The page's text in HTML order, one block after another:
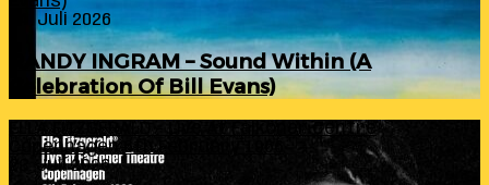
24. Juli 2026
RANDY INGRAM – Sound Within (A
Celebration Of Bill Evans)
ELLA FITZGERALD – Live At Falkoner Centre
Copenhagen 6th February 1966
23. Juli 2026